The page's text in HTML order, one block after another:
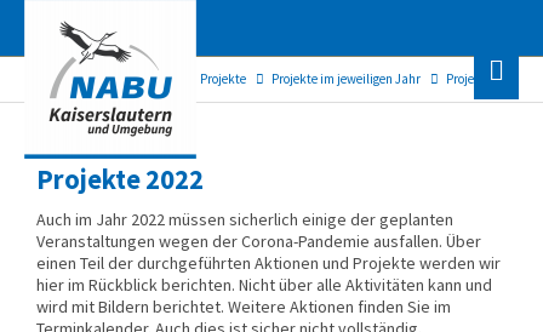
NABU Kaiserslautern Projekte Projekte im jeweiligen Jahr Projekte 2022
Projekte 2022
Auch im Jahr 2022 müssen sicherlich einige der geplanten
Veranstaltungen wegen der Corona-Pandemie ausfallen. Über
einen Teil der durchgeführten Aktionen und Projekte werden wir
hier im Rückblick berichten. Nicht über alle Aktivitäten kann und
wird mit Bildern berichtet. Weitere Aktionen finden Sie im